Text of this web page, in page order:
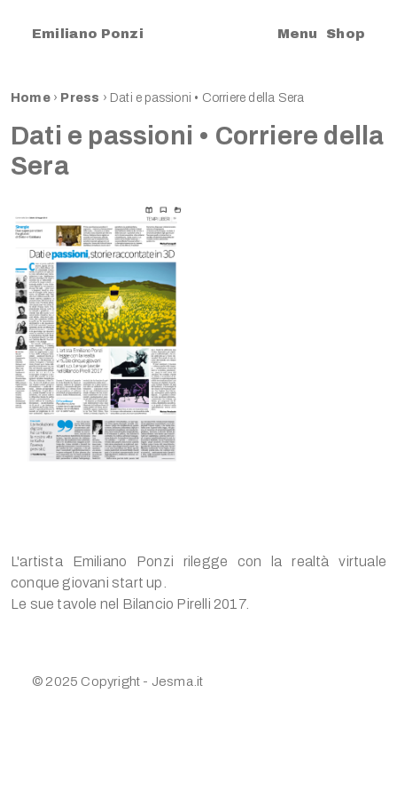
Emiliano Ponzi Menu Shop
Home› Press › Dati e passioni • Corriere della Sera
Dati e passioni • Corriere della
Sera
L'artista Emiliano Ponzi rilegge con la realtà virtuale
conque giovani start up.
Le sue tavole nel Bilancio Pirelli 2017.
© 2025 Copyright - Jesma.it